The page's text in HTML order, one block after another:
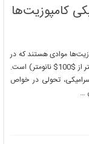
کامپوزیت‌ها
موادی هستند که در
آن‌ها حداقل یکی از اجزای تشکیل‌دهنده در ابعاد نانومتر (کمتر از $100$ نانومتر) است.
تحولی در خواص
…